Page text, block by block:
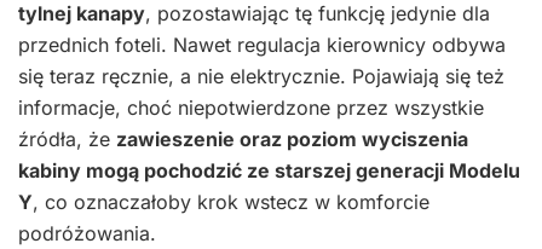
tylnej kanapy, pozostawiając tę funkcję jedynie dla
przednich foteli. Nawet regulacja kierownicy odbywa
się teraz ręcznie, a nie elektrycznie. Pojawiają się też
informacje, choć niepotwierdzone przez wszystkie
źródła, że zawieszenie oraz poziom wyciszenia
kabiny mogą pochodzić ze starszej generacji Modelu
Y, co oznaczałoby krok wstecz w komforcie
podróżowania.